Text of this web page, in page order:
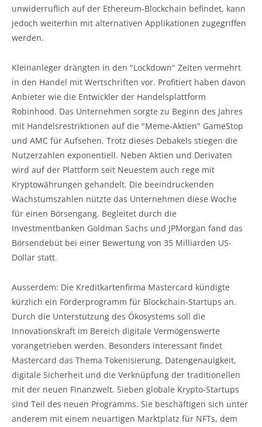
unwiderruflich auf der Ethereum-Blockchain befindet, kann
jedoch weiterhin mit alternativen Applikationen zugegriffen
werden.
Kleinanleger drängten in den "Lockdown" Zeiten vermehrt
in den Handel mit Wertschriften vor. Profitiert haben davon
Anbieter wie die Entwickler der Handelsplattform
Robinhood. Das Unternehmen sorgte zu Beginn des Jahres
mit Handelsrestriktionen auf die "Meme-Aktien" GameStop
und AMC für Aufsehen. Trotz dieses Debakels stiegen die
Nutzerzahlen exponentiell. Neben Aktien und Derivaten
wird auf der Plattform seit Neuestem auch rege mit
Kryptowährungen gehandelt. Die beeindruckenden
Wachstumszahlen nützte das Unternehmen diese Woche
für einen Börsengang. Begleitet durch die
Investmentbanken Goldman Sachs und JPMorgan fand das
Börsendebüt bei einer Bewertung von 35 Milliarden US-
Dollar statt.
Ausserdem: Die Kreditkartenfirma Mastercard kündigte
kürzlich ein Förderprogramm für Blockchain-Startups an.
Durch die Unterstützung des Ökosystems soll die
Innovationskraft im Bereich digitale Vermögenswerte
vorangetrieben werden. Besonders interessant findet
Mastercard das Thema Tokenisierung, Datengenauigkeit,
digitale Sicherheit und die Verknüpfung der traditionellen
mit der neuen Finanzwelt. Sieben globale Krypto-Startups
sind Teil des neuen Programms. Sie beschäftigen sich unter
anderem mit einem neuartigen Marktplatz für NFTs, dem